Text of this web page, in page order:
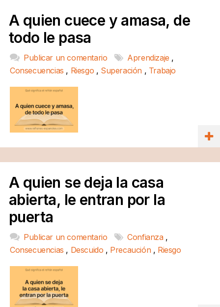
A quien cuece y amasa, de
todo le pasa
Publicar un comentario Aprendizaje ,
Consecuencias , Riesgo , Superación , Trabajo
A quien se deja la casa
abierta, le entran por la
puerta
Publicar un comentario Confianza ,
Consecuencias , Descuido , Precaución , Riesgo